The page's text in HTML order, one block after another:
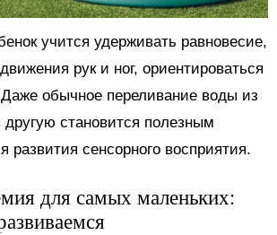
учится удерживать равновесие,
рук и ног, ориентироваться
Даже обычное переливание воды из
становится полезным
развития сенсорного восприятия.
для самых маленьких: